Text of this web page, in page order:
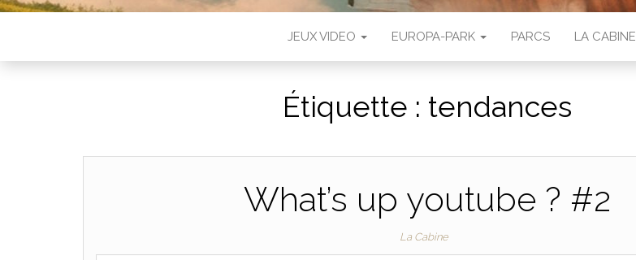
JEUX VIDEO EUROPA-PARK PARCS LA CABINE
Étiquette : tendances
What’s up youtube ? #2
La Cabine